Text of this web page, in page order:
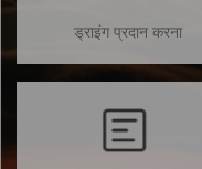
ड्राइंग प्रदान करना